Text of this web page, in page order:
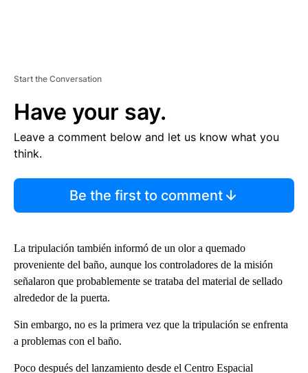
Start the Conversation
Have your say.
Leave a comment below and let us know what you
think.
Be the first to comment
La tripulación también informó de un olor a quemado
proveniente del baño, aunque los controladores de la misión
señalaron que probablemente se trataba del material de sellado
alrededor de la puerta.
Sin embargo, no es la primera vez que la tripulación se enfrenta
a problemas con el baño.
Poco después del lanzamiento desde el Centro Espacial